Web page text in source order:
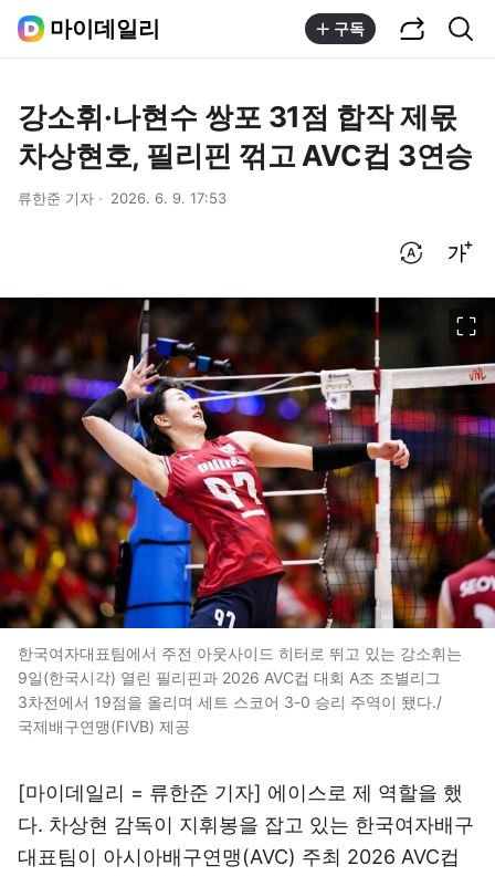
마이데일리 구독
강소휘·나현수 쌍포 31점 합작 제몫
차상현호, 필리핀 꺾고 AVC컵 3연승
류한준 기자 2026. 6. 9. 17:53
한국여자대표팀에서 주전 아웃사이드 히터로 뛰고 있는 강소휘는
9일(한국시각) 열린 필리핀과 2026 AVC컵 대회 A조 조별리그
3차전에서 19점을 올리며 세트 스코어 3-0 승리 주역이 됐다./
국제배구연맹(FIVB) 제공
[마이데일리 = 류한준 기자] 에이스로 제 역할을 했
다. 차상현 감독이 지휘봉을 잡고 있는 한국여자배구
대표팀이 아시아배구연맹(AVC) 주최 2026 AVC컵